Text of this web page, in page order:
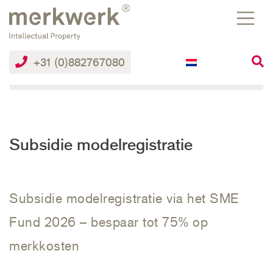
the
content
+31 (0)882767080
Subsidie modelregistratie
Subsidie modelregistratie via het SME
Fund 2026 – bespaar tot 75% op
merkkosten